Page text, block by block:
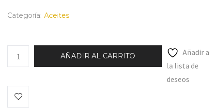
Categoría: Aceites
AÑADIR AL CARRITO
Añadir a
la lista de
deseos